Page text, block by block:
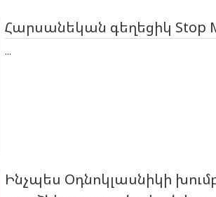
Հարսանեկան գեղեցիկ Stop
...
Ինչպես Օդնոկլասնիկի